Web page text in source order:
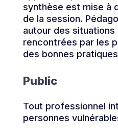
synthèse est mise à
de la session.
autour des
rencontrées par les
des bonnes
Public
Tout professionnel
personnes